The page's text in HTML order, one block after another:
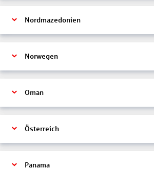
Nordmazedonien
Norwegen
Oman
Österreich
Panama